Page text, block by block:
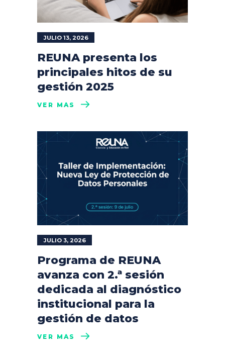
JULIO 13, 2026
REUNA presenta los
principales hitos de su
gestión 2025
VER MÁS
JULIO 3, 2026
Programa de REUNA
avanza con 2.ª sesión
dedicada al diagnóstico
institucional para la
gestión de datos
VER MÁS